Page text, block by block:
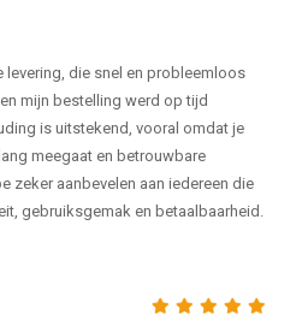
levering, die snel en probleemloos
mijn bestelling werd op tijd
is uitstekend, vooral omdat je
meegaat en betrouwbare
zeker aanbevelen aan iedereen die
gebruiksgemak en betaalbaarheid.